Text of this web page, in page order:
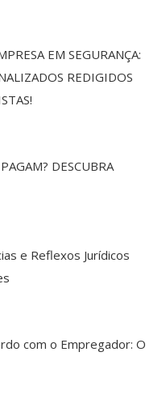
EM SEGURANÇA:
REDIGIDOS
DESCUBRA
e Reflexos Jurídicos
com o Empregador: O